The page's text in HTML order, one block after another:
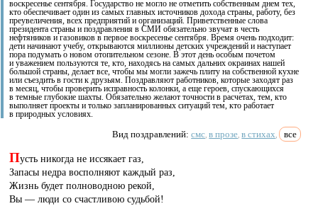
воскресенье сентября. Государство не могло не отметить собственным днем тех,
кто обеспечивает один из самых главных источников дохода страны, работу, без
преувеличения, всех предприятий и организаций. Приветственные слова
президента страны и поздравления в СМИ обязательно звучат в честь
нефтяников и газовиков в первое воскресенье сентября. Время очень подходит:
дети начинают учебу, открываются миллионы детских учреждений и наступает
пора подумать о новом отопительном сезоне. В этот день особым почетом
и уважением пользуются те, кто, находясь на самых дальних окраинах нашей
большой страны, делает все, чтобы мы могли зажечь плиту на собственной кухне
или съездить в гости к друзьям. Поздравляют работников, которые заходят раз
в месяц, чтобы проверить исправность колонки, а еще героев, спускающихся
в темные глубокие шахты. Обязательно желают точности в расчетах, тем, кто
выполняет проекты и только запланированных ситуаций тем, кто работает
в природных условиях.
Вид поздравлений:смс в прозе в стихах все
Пусть никогда не иссякает газ,
Запасы недра восполняют каждый раз,
Жизнь будет полноводною рекой,
Вы — люди со счастливою судьбой!